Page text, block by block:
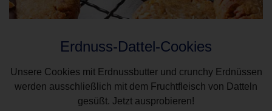
Erdnuss-Dattel-Cookies
Unsere Cookies mit Erdnussbutter und crunchy Erdnüssen
werden ausschließlich mit dem Fruchtfleisch von Datteln
gesüßt. Jetzt ausprobieren!